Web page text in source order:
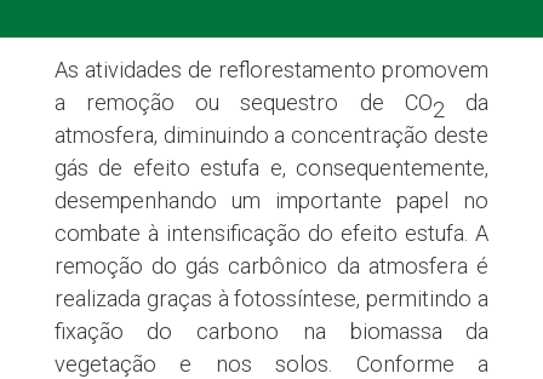
As atividades de reflorestamento promovem
a remoção ou sequestro de CO2 da
atmosfera, diminuindo a concentração deste
gás de efeito estufa e, consequentemente,
desempenhando um importante papel no
combate à intensificação do efeito estufa. A
remoção do gás carbônico da atmosfera é
realizada graças à fotossíntese, permitindo a
fixação do carbono na biomassa da
vegetação e nos solos. Conforme a